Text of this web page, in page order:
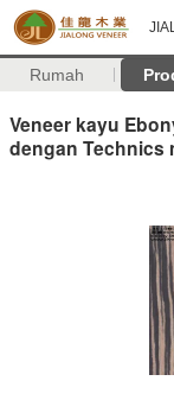
Rumah
Veneer kayu
dengan Technics